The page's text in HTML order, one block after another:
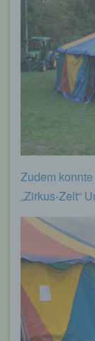
Zudem
„Zirkus-Zelt“